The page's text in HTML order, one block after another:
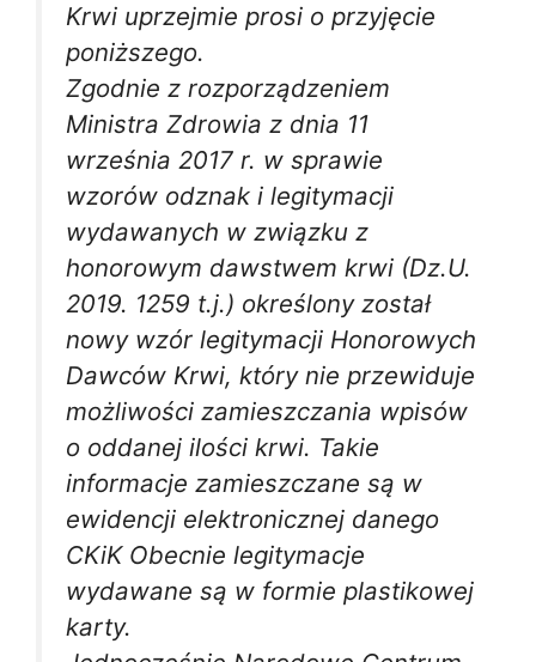
Krwi uprzejmie prosi o przyjęcie
poniższego.
Zgodnie z rozporządzeniem
Ministra Zdrowia z dnia 11
września 2017 r. w sprawie
wzorów odznak i legitymacji
wydawanych w związku z
honorowym dawstwem krwi (Dz.U.
2019. 1259 t.j.) określony został
nowy wzór legitymacji Honorowych
Dawców Krwi, który nie przewiduje
możliwości zamieszczania wpisów
o oddanej ilości krwi. Takie
informacje zamieszczane są w
ewidencji elektronicznej danego
CKiK Obecnie legitymacje
wydawane są w formie plastikowej
karty.